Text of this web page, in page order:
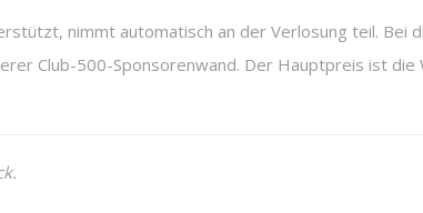
nimmt automatisch an der Verlosung teil. Bei
Club-500-Sponsorenwand. Der Hauptpreis ist die